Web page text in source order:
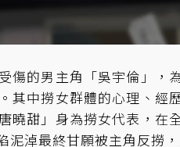
傷的男主角「吳宇倫」，
其中撈女群體的心理、經
曉甜」身為撈女代表，在
淖最終甘願被主角反撈